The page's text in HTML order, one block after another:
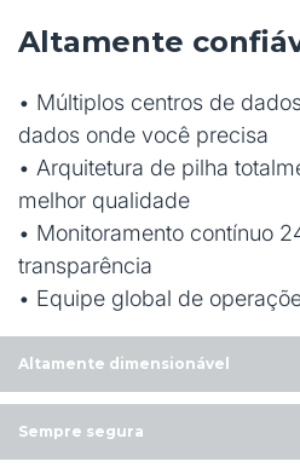
Altamente
• Múltiplos centros de
dados onde você precisa
• Arquitetura de pilha
melhor qualidade
• Monitoramento contínuo
transparência
• Equipe global de
Altamente dimensionável
Sempre segura